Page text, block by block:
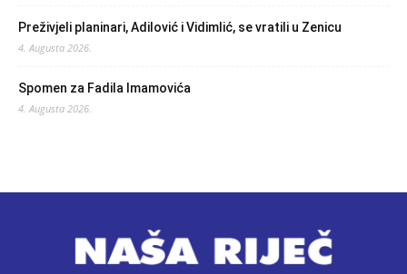
Preživjeli planinari, Adilović i Vidimlić, se vratili u Zenicu
4. Augusta 2026.
Spomen za Fadila Imamovića
4. Augusta 2026.